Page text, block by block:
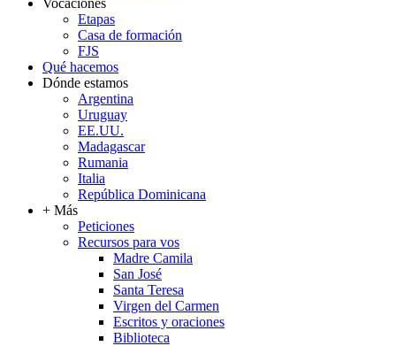
Vocaciones
Etapas
Casa de formación
FJS
Qué hacemos
Dónde estamos
Argentina
Uruguay
EE.UU.
Madagascar
Rumania
Italia
República Dominicana
+ Más
Peticiones
Recursos para vos
Madre Camila
San José
Santa Teresa
Virgen del Carmen
Escritos y oraciones
Biblioteca